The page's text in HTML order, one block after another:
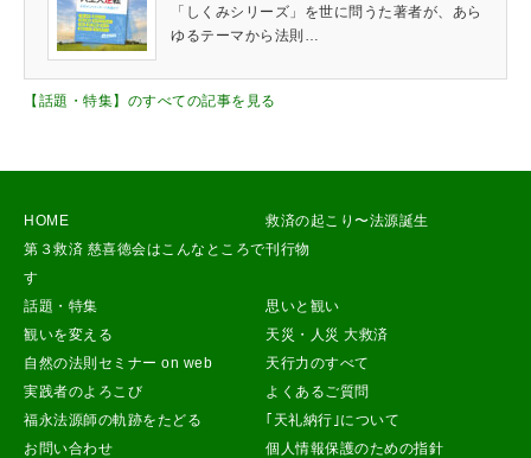
「しくみシリーズ」を世に問うた著者が、あら
ゆるテーマから法則…
【話題・特集】のすべての記事を見る
HOME
救済の起こり〜法源誕生
第３救済 慈喜徳会はこんなところで
す
刊行物
話題・特集
思いと観い
観いを変える
天災・人災 大救済
自然の法則セミナー on web
天行力のすべて
実践者のよろこび
よくあるご質問
福永法源師の軌跡をたどる
｢天礼納行｣について
お問い合わせ
個人情報保護のための指針